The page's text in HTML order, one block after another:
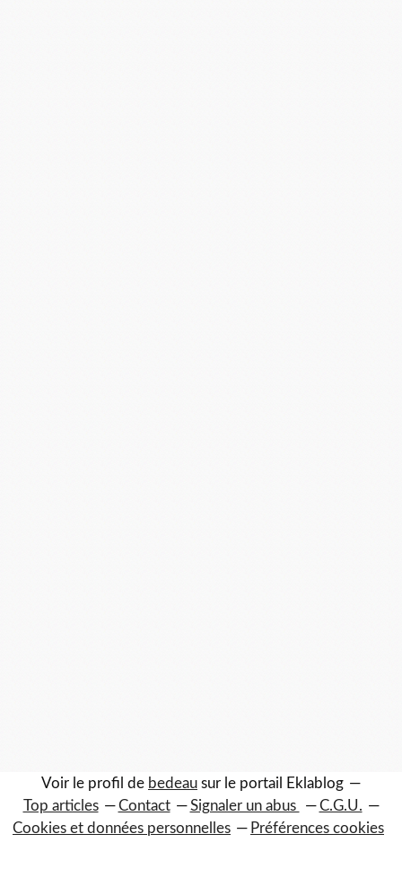
Voir le profil de bedeau sur le portail Eklablog
Top articles
Contact Signaler un abus
C.G.U.
Cookies et données personnelles
Préférences cookies